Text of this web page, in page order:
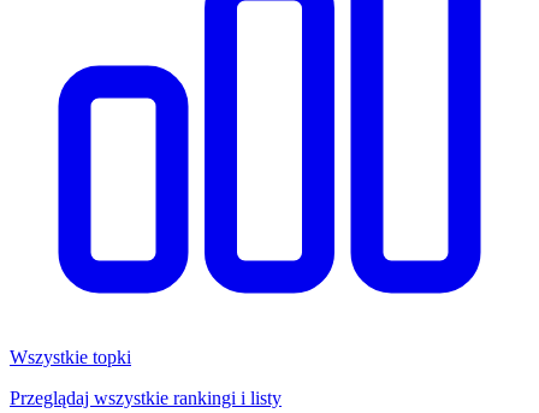
Wszystkie topki
Przeglądaj wszystkie rankingi i listy